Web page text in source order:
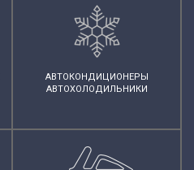
АВТОКОНДИЦИОНЕРЫ
АВТОХОЛОДИЛЬНИКИ